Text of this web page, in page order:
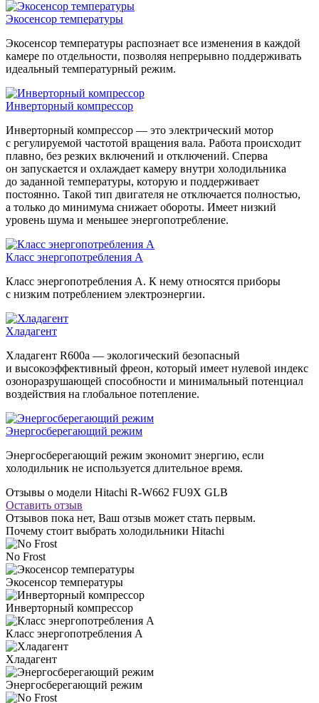
Экосенсор температуры
Экосенсор температуры распознает все изменения в каждой
камере по отдельности, позволяя непрерывно поддерживать
идеальный температурный режим.
Инверторный компрессор
Инверторный компрессор — это электрический мотор
с регулируемой частотой вращения вала. Работа происходит
плавно, без резких включений и отключений. Сперва
он запускается и охлаждает камеру внутри холодильника
до заданной температуры, которую и поддерживает
постоянно. Такой тип двигателя не отключается полностью,
а только до минимума снижает обороты. Имеет низкий
уровень шума и меньшее энергопотребление.
Класс энергопотребления А
Класс энергопотребления А. К нему относятся приборы
с низким потреблением электроэнергии.
Хладагент
Хладагент R600a — экологический безопасный
и высокоэффективный фреон, который имеет нулевой индекс
озоноразрушающей способности и минимальный потенциал
воздействия на глобальное потепление.
Энергосберегающий режим
Энергосберегающий режим экономит энергию, если
холодильник не используется длительное время.
Отзывы о модели Hitachi R-W662 FU9X GLB
Оставить отзыв
Отзывов пока нет, Ваш отзыв может стать первым.
Почему стоит выбрать холодильники Hitachi
No Frost
Экосенсор температуры
Инверторный компрессор
Класс энергопотребления А
Хладагент
Энергосберегающий режим